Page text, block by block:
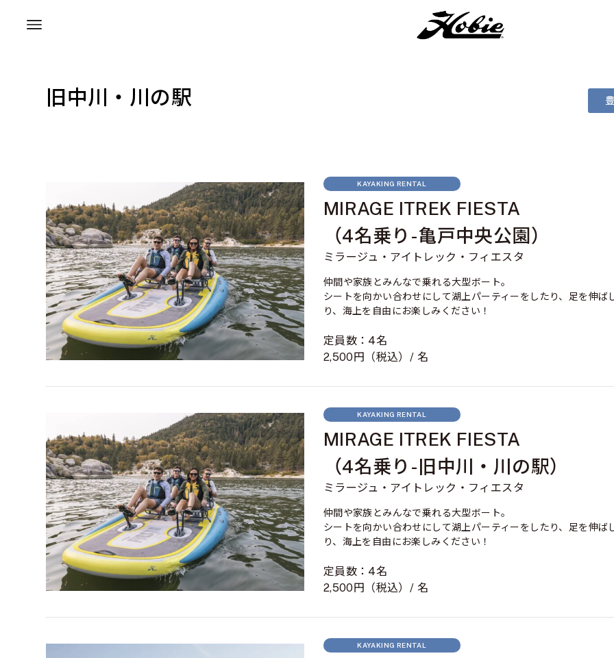
旧中川・川の駅
KAYAKING RENTAL
MIRAGE ITREK FIESTA
（4名乗り-亀戸中央公園）
ミラージュ・アイトレック・フィエスタ
仲間や家族とみんなで乗れる大型ボート。
シートを向かい合わせにして湖上パーティーをしたり、足を伸ば
り、海上を自由にお楽しみください！
定員数：4名
2,500円（税込）/ 名
KAYAKING RENTAL
MIRAGE ITREK FIESTA
（4名乗り-旧中川・川の駅）
ミラージュ・アイトレック・フィエスタ
仲間や家族とみんなで乗れる大型ボート。
シートを向かい合わせにして湖上パーティーをしたり、足を伸ば
り、海上を自由にお楽しみください！
定員数：4名
2,500円（税込）/ 名
KAYAKING RENTAL